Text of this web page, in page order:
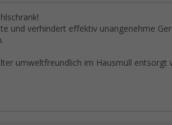
und verhindert effektiv unangenehme
umweltfreundlich im Hausmüll entsorgt